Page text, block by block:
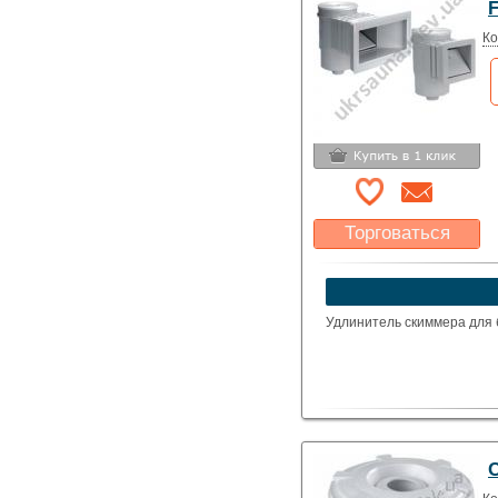
Торговаться
Какая цена Вас
устроит?
Удлинитель скиммера для